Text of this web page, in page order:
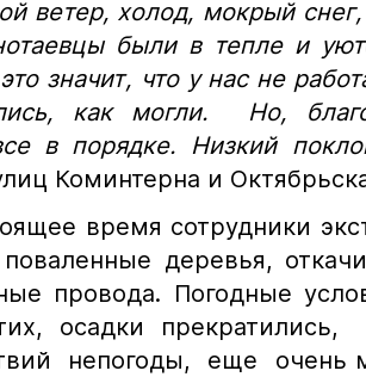
ветер, холод, мокрый
были в тепле и
значит, что у нас не
как могли. Но,
в порядке. Низкий
Коминтерна и
время сотрудники
деревья,
провода. Погодные
осадки
непогоды, еще очень